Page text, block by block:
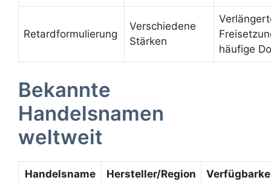
Retardformulierung
Verschiedene
Stärken
häufige
Bekannte
Handelsnamen
weltweit
Handelsname Hersteller/Region